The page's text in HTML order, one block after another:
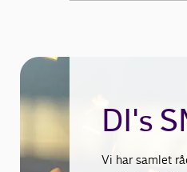
DI's
Vi har samlet